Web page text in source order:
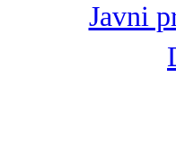
Javni